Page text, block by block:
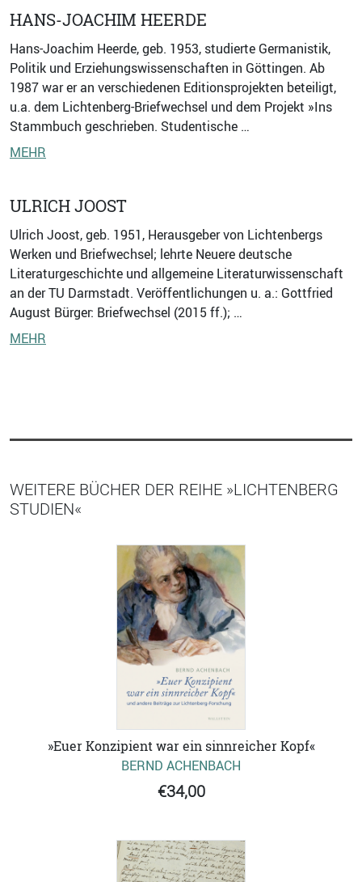
HANS-JOACHIM HEERDE
Hans-Joachim Heerde, geb. 1953, studierte Germanistik,
Politik und Erziehungswissenschaften in Göttingen. Ab
1987 war er an verschiedenen Editionsprojekten beteiligt,
u.a. dem Lichtenberg-Briefwechsel und dem Projekt »Ins
Stammbuch geschrieben. Studentische …
MEHR
ULRICH JOOST
Ulrich Joost, geb. 1951, Herausgeber von Lichtenbergs
Werken und Briefwechsel; lehrte Neuere deutsche
Literaturgeschichte und allgemeine Literaturwissenschaft
an der TU Darmstadt. Veröffentlichungen u. a.: Gottfried
August Bürger: Briefwechsel (2015 ff.); …
MEHR
WEITERE BÜCHER DER REIHE »LICHTENBERG
STUDIEN«
»Euer Konzipient war ein sinnreicher Kopf«
BERND ACHENBACH
€34,00